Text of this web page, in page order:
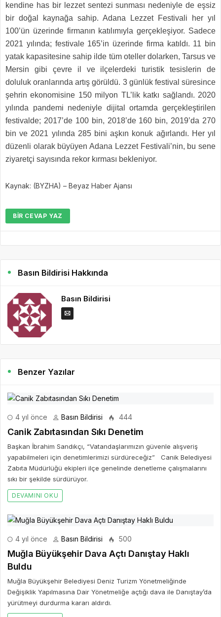
kendine has bir lezzet sentezi sunması nedeniyle de eşsiz
bir doğal kaynağa sahip. Adana Lezzet Festivali her yıl
100’ün üzerinde firmanın katılımıyla gerçekleşiyor. Sadece
2021 yılında; festivale 165’in üzerinde firma katıldı. 11 bin
yatak kapasitesine sahip ilde tüm oteller dolarken, Tarsus ve
Mersin gibi çevre il ve ilçelerdeki turistik tesislerin de
doluluk oranlarında artış görüldü. 3 günlük festival süresince
şehrin ekonomisine 150 milyon TL’lik katkı sağlandı. 2020
yılında pandemi nedeniyle dijital ortamda gerçekleştirilen
festivalde; 2017’de 100 bin, 2018’de 160 bin, 2019’da 270
bin ve 2021 yılında 285 bini aşkın konuk ağırlandı. Her yıl
düzenli olarak büyüyen Adana Lezzet Festivali’nin, bu sene
ziyaretçi sayısında rekor kırması bekleniyor.
Kaynak: (BYZHA) – Beyaz Haber Ajansı
BIR CEVAP YAZ
Basın Bildirisi Hakkında
Basın Bildirisi
Benzer Yazılar
4 yıl önce Basın Bildirisi 444
Canik Zabıtasından Sıkı Denetim
Başkan İbrahim Sandıkçı, “Vatandaşlarımızın güvenle alışveriş
yapabilmeleri için denetimlerimizi sürdüreceğiz” Canik Belediyesi
Zabıta Müdürlüğü ekipleri ilçe genelinde denetleme çalışmalarını
sıkı bir şekilde sürdürüyor.
DEVAMINI OKU
4 yıl önce Basın Bildirisi 500
Muğla Büyükşehir Dava Açtı Danıştay Haklı
Buldu
Muğla Büyükşehir Belediyesi Deniz Turizm Yönetmeliğinde
Değişiklik Yapılmasına Dair Yönetmeliğe açtığı dava ile Danıştay’da
yürütmeyi durdurma kararı aldırdı.